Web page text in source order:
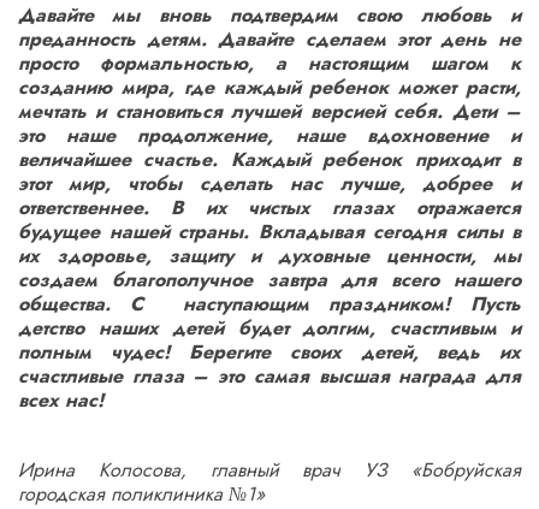
Давайте мы вновь подтвердим свою любовь и
преданность детям. Давайте сделаем этот день не
просто формальностью, а настоящим шагом к
созданию мира, где каждый ребенок может расти,
мечтать и становиться лучшей версией себя. Дети –
это наше продолжение, наше вдохновение и
величайшее счастье. Каждый ребенок приходит в
этот мир, чтобы сделать нас лучше, добрее и
ответственнее. В их чистых глазах отражается
будущее нашей страны. Вкладывая сегодня силы в
их здоровье, защиту и духовные ценности, мы
создаем благополучное завтра для всего нашего
общества. С наступающим праздником! Пусть
детство наших детей будет долгим, счастливым и
полным чудес! Берегите своих детей, ведь их
счастливые глаза – это самая высшая награда для
всех нас!
Ирина Колосова, главный врач УЗ «Бобруйская
городская поликлиника №1»